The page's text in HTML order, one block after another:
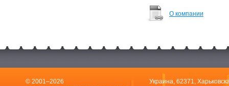
О компании
© 2001–2026
Украина, 62371,